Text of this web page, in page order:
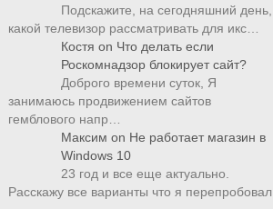
Подскажите, на сегодняшний день,
какой телевизор рассматривать для икс…
Костя on Что делать если
Роскомнадзор блокирует сайт?
Доброго времени суток, Я
занимаюсь продвижением сайтов
гемблового напр…
Максим on Не работает магазин в
Windows 10
23 год и все еще актуально.
Расскажу все варианты что я перепробовал,